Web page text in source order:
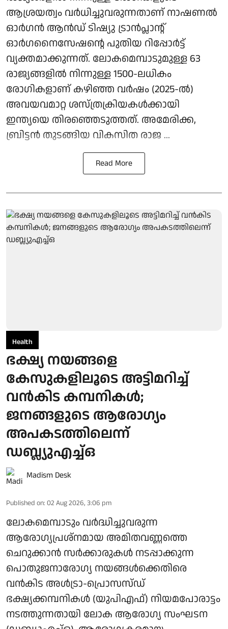
ആശ്രയത്വം വർധിച്ചുവരുന്നതാണ് നാഷണൽ
ഓർഗൻ ആൻഡ് ടിഷ്യു ട്രാൻപ്ലാന്റ്
ഓർഗനൈസേഷന്റെ പുതിയ റിപ്പോർട്ട്
വ്യക്തമാക്കുന്നത്. ലോകമെമ്പാടുമുള്ള 63
രാജ്യങ്ങളിൽ നിന്നുള്ള 1500-ലധികം
രോഗികളാണ് കഴിഞ്ഞ വർഷം (2025-ൽ)
അവയവമാറ്റ ശസ്ത്രക്രിയകൾക്കായി
ഇന്ത്യയെ തിരഞ്ഞെടുത്തത്. അമേരിക്ക,
ബ്രിട്ടൻ തുടങ്ങിയ വികസിത രാജ ...
Read More
Health
ഭക്ഷ്യ നയങ്ങളെ
കേസുകളിലൂടെ അട്ടിമറിച്ച്
വൻകിട കമ്പനികൾ;
ജനങ്ങളുടെ ആരോഗ്യം
അപകടത്തിലെന്ന്
ഡബ്ല്യുഎച്ച്ഒ
Madism Desk
Published on: 02 Aug 2026, 3:06 pm
ലോകമെമ്പാടും വര്‍ദ്ധിച്ചുവരുന്ന
ആരോഗ്യപ്രശ്‌നമായ അമിതവണ്ണത്തെ
ചെറുക്കാന്‍ സര്‍ക്കാരുകള്‍ നടപ്പാക്കുന്ന
പൊതുജനാരോഗ്യ നയങ്ങള്‍ക്കെതിരെ
വന്‍കിട അള്‍ട്രാ-പ്രൊസസ്ഡ്
ഭക്ഷ്യക്കമ്പനികള്‍ (യുപിഎഫ്) നിയമപോരാട്ടം
നടത്തുന്നതായി ലോക ആരോഗ്യ സംഘടന